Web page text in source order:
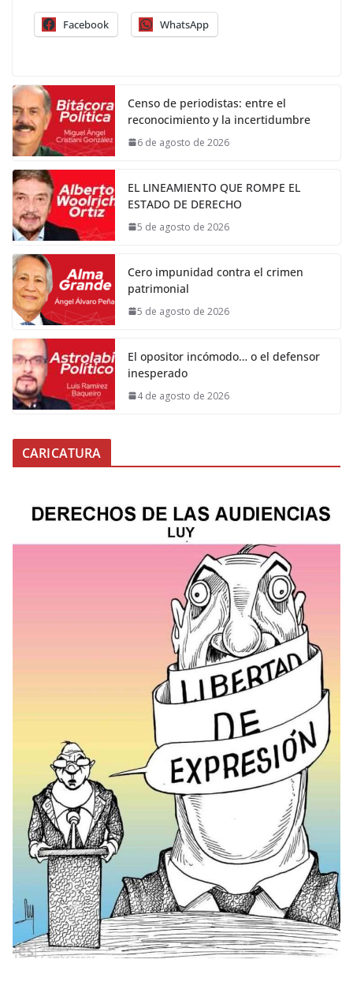
Facebook WhatsApp
Censo de periodistas: entre el
reconocimiento y la incertidumbre
6 de agosto de 2026
EL LINEAMIENTO QUE ROMPE EL
ESTADO DE DERECHO
5 de agosto de 2026
Cero impunidad contra el crimen
patrimonial
5 de agosto de 2026
El opositor incómodo… o el defensor
inesperado
4 de agosto de 2026
CARICATURA